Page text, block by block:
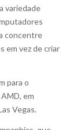
variedade
concentre
em vez de criar
para o
em
Vegas.